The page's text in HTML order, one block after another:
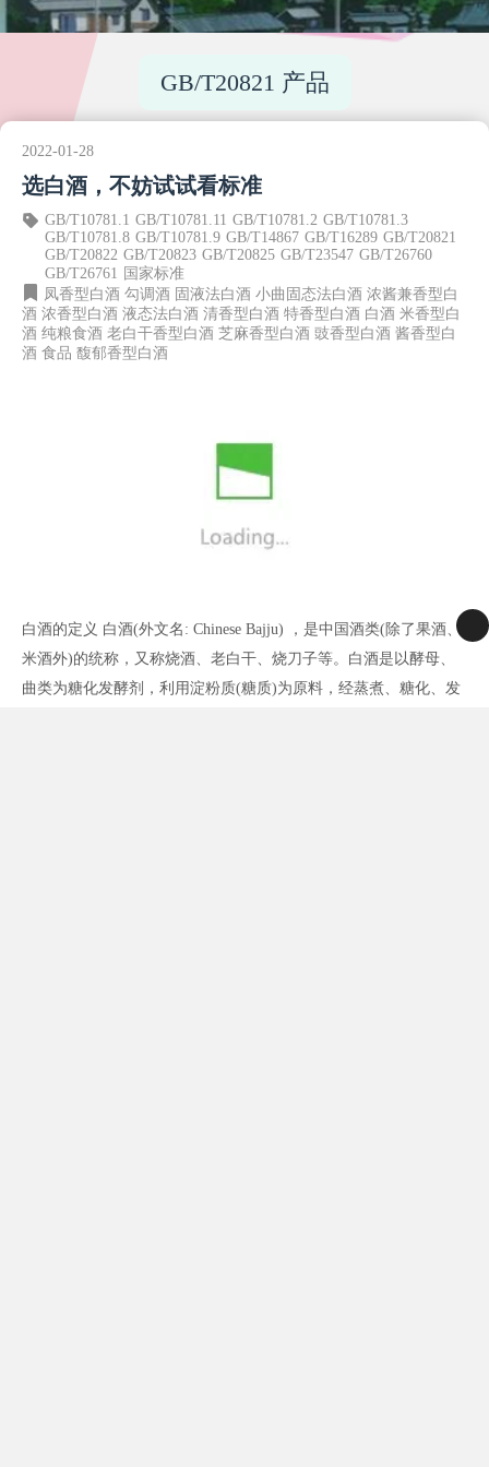
GB/T20821 产品
2022-01-28
选白酒，不妨试试看标准
GB/T10781.1 GB/T10781.11 GB/T10781.2 GB/T10781.3
GB/T10781.8 GB/T10781.9 GB/T14867 GB/T16289 GB/T20821
GB/T20822 GB/T20823 GB/T20825 GB/T23547 GB/T26760
GB/T26761 国家标准
凤香型白酒 勾调酒 固液法白酒 小曲固态法白酒 浓酱兼香型白
酒 浓香型白酒 液态法白酒 清香型白酒 特香型白酒 白酒 米香型白
酒 纯粮食酒 老白干香型白酒 芝麻香型白酒 豉香型白酒 酱香型白
酒 食品 馥郁香型白酒
白酒的定义 白酒(外文名: Chinese Bajju) ，是中国酒类(除了果酒、
米酒外)的统称，又称烧酒、老白干、烧刀子等。白酒是以酵母、
曲类为糖化发酵剂，利用淀粉质(糖质)为原料，经蒸煮、糖化、发